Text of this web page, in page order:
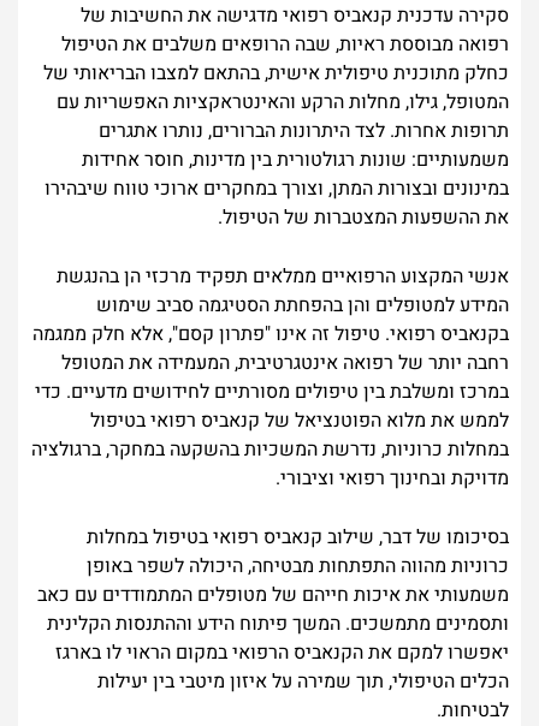
סקירה עדכנית קנאביס רפואי מדגישה את החשיבות של
רפואה מבוססת ראיות, שבה הרופאים משלבים את הטיפול
כחלק מתוכנית טיפולית אישית, בהתאם למצבו הבריאותי של
המטופל, גילו, מחלות הרקע והאינטראקציות האפשריות עם
תרופות אחרות. לצד היתרונות הברורים, נותרו אתגרים
משמעותיים: שונות רגולטורית בין מדינות, חוסר אחידות
במינונים ובצורות המתן, וצורך במחקרים ארוכי טווח שיבהירו
את ההשפעות המצטברות של הטיפול.
אנשי המקצוע הרפואיים ממלאים תפקיד מרכזי הן בהנגשת
המידע למטופלים והן בהפחתת הסטיגמה סביב שימוש
בקנאביס רפואי. טיפול זה אינו "פתרון קסם", אלא חלק ממגמה
רחבה יותר של רפואה אינטגרטיבית, המעמידה את המטופל
במרכז ומשלבת בין טיפולים מסורתיים לחידושים מדעיים. כדי
לממש את מלוא הפוטנציאל של קנאביס רפואי בטיפול
במחלות כרוניות, נדרשת המשכיות בהשקעה במחקר, ברגולציה
מדויקת ובחינוך רפואי וציבורי.
בסיכומו של דבר, שילוב קנאביס רפואי בטיפול במחלות
כרוניות מהווה התפתחות מבטיחה, היכולה לשפר באופן
משמעותי את איכות חייהם של מטופלים המתמודדים עם כאב
ותסמינים מתמשכים. המשך פיתוח הידע וההתנסות הקלינית
יאפשרו למקם את הקנאביס הרפואי במקום הראוי לו בארגז
הכלים הטיפולי, תוך שמירה על איזון מיטבי בין יעילות
לבטיחות.